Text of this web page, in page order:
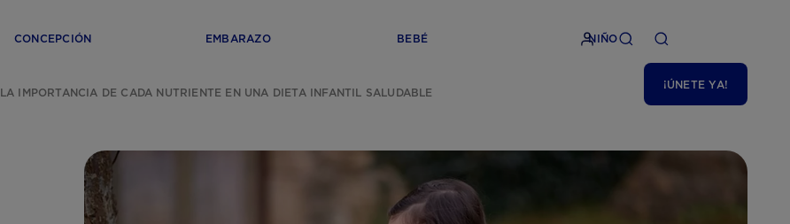
¡ÚNETE YA!
CONCEPCIÓN EMBARAZO BEBÉ NIÑO
LA IMPORTANCIA DE CADA NUTRIENTE EN UNA DIETA INFANTIL SALUDABLE